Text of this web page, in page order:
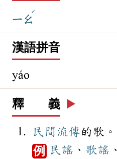
ㄧㄠ
ˊ
漢語拼音
yáo
釋 義 ▶️
民間 流傳的歌。
例 民謠 、 歌謠 、